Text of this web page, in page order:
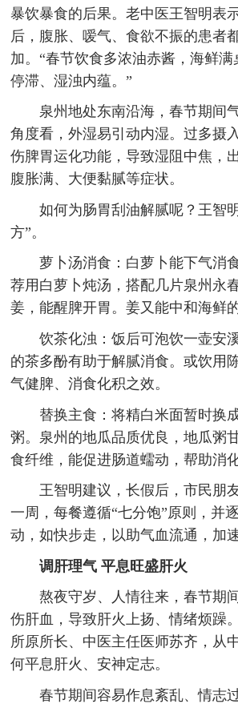
暴饮暴食的后果。老中医王智明表
后，腹胀、嗳气、食欲不振的患者
加。“春节饮食多浓油赤酱，海鲜
停滞、湿浊内蕴。”
泉州地处东南沿海，春节期间
角度看，外湿易引动内湿。过多摄
伤脾胃运化功能，导致湿阻中焦，
腹胀满、大便黏腻等症状。
如何为肠胃刮油解腻呢？王智
方”。
萝卜汤消食：白萝卜能下气消
荐用白萝卜炖汤，搭配几片泉州永
姜，能醒脾开胃。姜又能中和海鲜
饮茶化浊：饭后可泡饮一壶安
的茶多酚有助于解腻消食。或饮用
气健脾、消食化积之效。
替换主食：将精白米面暂时换
粥。泉州的地瓜品质优良，地瓜粥
食纤维，能促进肠道蠕动，帮助消化
王智明建议，长假后，市民朋
一周，每餐遵循“七分饱”原则，并
动，如快步走，以助气血流通，加
调肝理气 平息旺盛肝火
熬夜守岁、人情往来，春节期
伤肝血，导致肝火上扬、情绪烦躁
所原所长、中医主任医师苏齐，从
何平息肝火、安神定志。
春节期间容易作息紊乱、情志